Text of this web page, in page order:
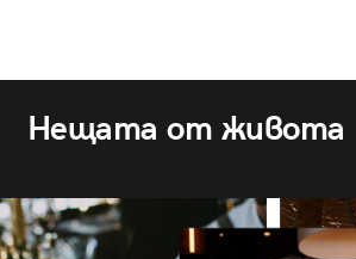
Нещата от живота